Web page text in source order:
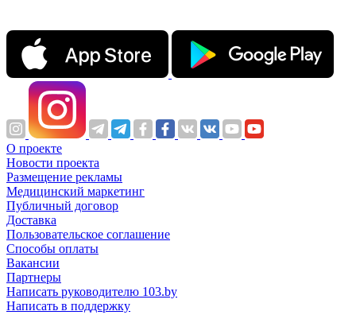
О проекте
Новости проекта
Размещение рекламы
Медицинский маркетинг
Публичный договор
Доставка
Пользовательское соглашение
Способы оплаты
Вакансии
Партнеры
Написать руководителю 103.by
Написать в поддержку